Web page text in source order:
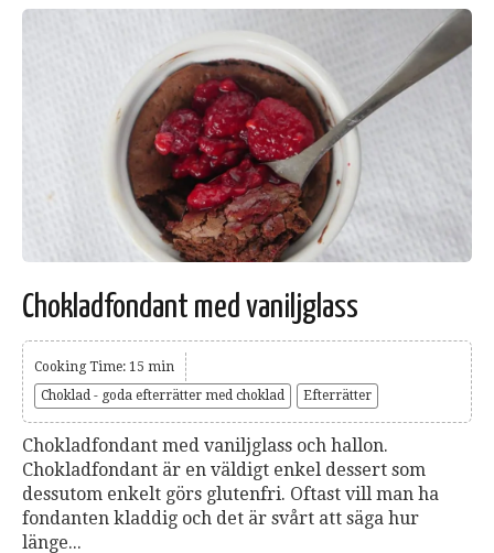
Chokladfondant med vaniljglass
Cooking Time: 15 min
Choklad - goda efterrätter med choklad
Efterrätter
Chokladfondant med vaniljglass och hallon.
Chokladfondant är en väldigt enkel dessert som
dessutom enkelt görs glutenfri. Oftast vill man ha
fondanten kladdig och det är svårt att säga hur
länge...